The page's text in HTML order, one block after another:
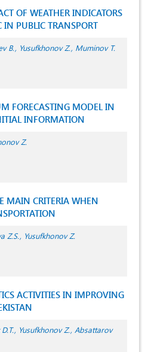
OF WEATHER INDICATORS
IN PUBLIC TRANSPORT
B. Yusufkhonov Z. Muminov T.
FORECASTING MODEL IN
INFORMATION
Z.
MAIN CRITERIA WHEN
Z.S. Yusufkhonov Z.
ACTIVITIES IN IMPROVING
Yusufkhonov Z. Absattarov